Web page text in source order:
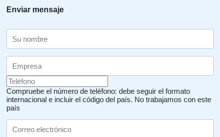
Enviar mensaje
Compruebe el número de teléfono: debe seguir el formato
internacional e incluir el código del país. No trabajamos con este
país